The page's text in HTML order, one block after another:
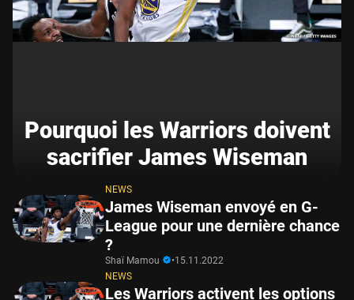
Pourquoi les Warriors doivent
sacrifier James Wiseman
NEWS
James Wiseman envoyé en G-
League pour une dernière chance
?
Shaï Mamou •15.11.2022
NEWS
Les Warriors activent les options